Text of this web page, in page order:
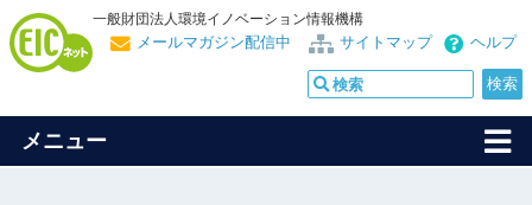
一般財団法人環境イノベーション情報機構
ヘルプ
サイトマップ
メールマガジン配信中
メニュー